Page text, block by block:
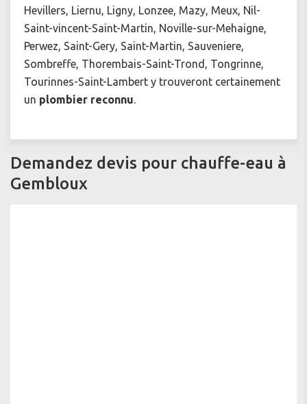
Hevillers, Liernu, Ligny, Lonzee, Mazy, Meux, Nil-
Saint-vincent-Saint-Martin, Noville-sur-Mehaigne,
Perwez, Saint-Gery, Saint-Martin, Sauveniere,
Sombreffe, Thorembais-Saint-Trond, Tongrinne,
Tourinnes-Saint-Lambert y trouveront certainement
un plombier reconnu.
Demandez devis pour chauffe-eau à
Gembloux